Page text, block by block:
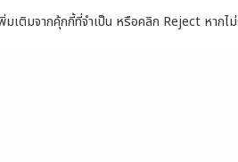
nation of South East Asia-
เติมจากคุ้กกี้ที่จำเป็น หรือคลิก Reject หาก